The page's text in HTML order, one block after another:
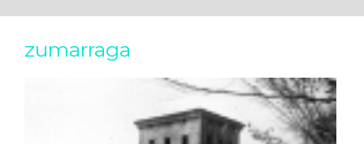
zumarraga